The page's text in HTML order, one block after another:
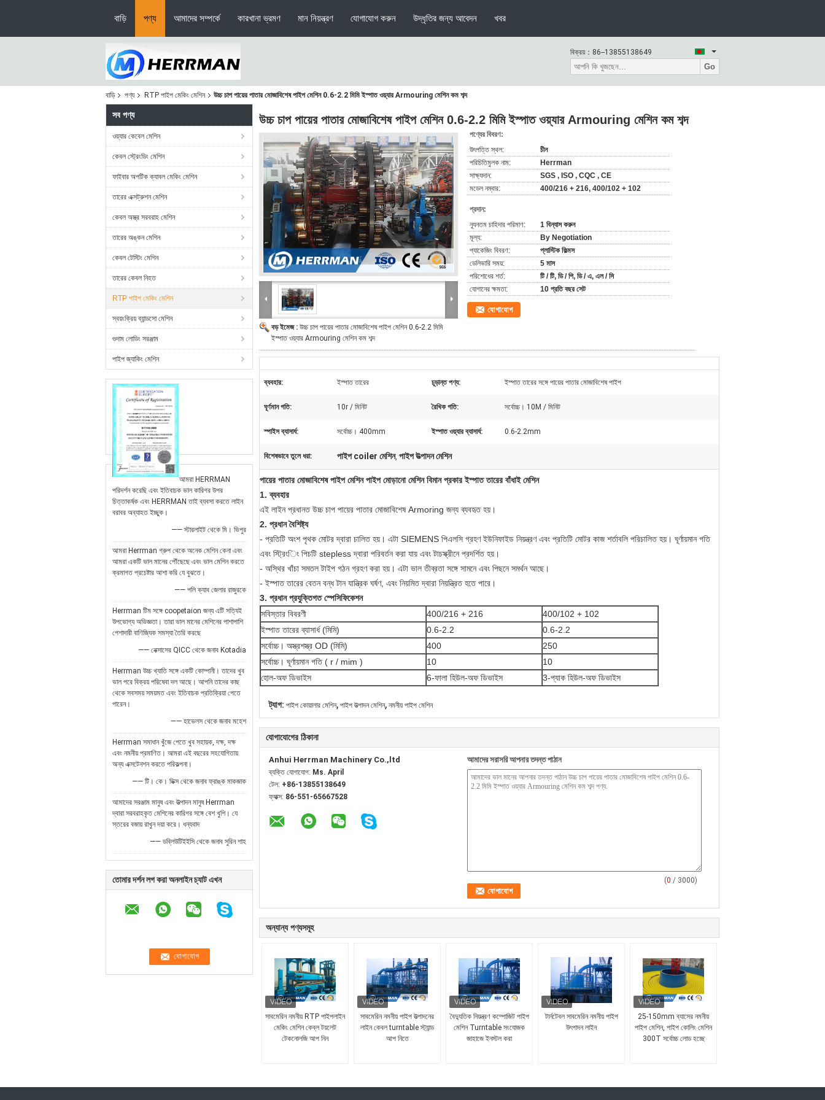
বাড়ি পণ্য আমাদের সম্পর্কে কারখানা ভ্রমণ মান নিয়ন্ত্রণ যোগাযোগ করুন উদ্ধৃতির জন্য আবেদন খবর
বিক্রয়： 86--13855138649
Go
বাড়ি পণ্য RTP পাইপ মেকিং মেশিন উচ্চ চাপ পায়ের পাতার মোজাবিশেষ পাইপ মেশিন 0.6-2.2 মিমি ইস্পাত ওয়্যার Armouring মেশিন কম শব্দ
সব পণ্য
ওয়্যার কেবেল মেশিন
কেবল স্ট্রেংডিং মেশিন
ফাইবার অপটিক ক্যাবল মেকিং মেশিন
তারের এক্সট্রুশন মেশিন
কেবল অস্ত্র সরবরাহ মেশিন
তারের অঙ্কন মেশিন
কেবল টেস্টিং মেশিন
তারের কেবল নিহত
RTP পাইপ মেকিং মেশিন
স্বয়ংক্রিয় ব্যান্ডসো মেশিন
গুদাম লোডিং সরঞ্জাম
পাইপ জ্যাকিং মেশিন
আমরা HERRMAN
পরিদর্শন করেছি এবং ইতিবাচক ভাল কারিগর উপর
চিত্তাকর্ষক এবং HERRMAN তাই ব্যবসা করতে লাইন
বরাবর অব্যাহত ইচ্ছুক।
—— স্টারলাইট থেকে মি। ভিপুর
আমরা Herrman গ্রুপ থেকে অনেক মেশিন কেনা এবং
আমরা একটি ভাল মানের পৌঁছেছে এবং ভাল মেশিন করতে
ক্রমাগত প্রচেষ্টার আশা করি যে বুঝতে।
—— পলি ক্যাব জেলার রাজুরকে
Herrman টিম সঙ্গে coopetaion জন্য এটি সত্যিই
উপভোগ্য অভিজ্ঞতা। তারা ভাল মানের মেশিনের পাশাপাশি
পেশাদারী বাণিজ্যিক সমস্যা তৈরি করছে
—— নেক্সাসের QICC থেকে জনাব Kotadia
Herrman উচ্চ খ্যাতি সঙ্গে একটি কোম্পানী। তাদের খুব
ভাল পরে বিক্রয় পরিষেবা দল আছে। আপনি তাদের কাছ
থেকে সবসময় সময়মত এবং ইতিবাচক প্রতিক্রিয়া পেতে
পারেন।
—— হাভেলস থেকে জনাব মহেশ
Herrman সমাধান খুঁজে পেতে খুব সহায়ক, দক্ষ, দক্ষ
এবং নমনীয় প্রমাণিত। আমরা এই বছরের সহযোগিতায়
অন্য এক্সটেনশন করতে পরিকল্পনা।
—— টি। কে। ডিক্স থেকে জনাব ফ্রাঙ্ক মাকজাক
আমাদের সরঞ্জাম মানুষ এবং উত্পাদন মানুষ Herrman
দ্বারা সরবরাহকৃত মেশিনের কারিগর সঙ্গে বেশ খুশি। যে
স্তরের বজায় রাখুন দয়া করে। ধন্যবাদ
—— ডব্লিউটিইইসি থেকে জনাব সুরিন শাহ
তোমার দর্শন লগ করা অনলাইন চ্যাট এখন
উচ্চ চাপ পায়ের পাতার মোজাবিশেষ পাইপ মেশিন 0.6-2.2 মিমি ইস্পাত ওয়্যার Armouring মেশিন কম শব্দ
বড় ইমেজ : উচ্চ চাপ পায়ের পাতার মোজাবিশেষ পাইপ মেশিন 0.6-2.2 মিমি
ইস্পাত ওয়্যার Armouring মেশিন কম শব্দ
পণ্যের বিবরণ:
উৎপত্তি স্থল:
চীন
পরিচিতিমুলক নাম:
Herrman
সাক্ষ্যদান:
SGS , ISO , CQC , CE
মডেল নম্বার:
400/216 + 216, 400/102 + 102
প্রদান:
ন্যূনতম চাহিদার পরিমাণ:
1 বিন্যাস করুন
মূল্য:
By Negotiation
প্যাকেজিং বিবরণ:
প্লাস্টিক ফিল্মস
ডেলিভারি সময়:
5 মাস
পরিশোধের শর্ত:
টি / টি, ডি / পি, ডি / এ, এল / সি
যোগানের ক্ষমতা:
10 প্রতি বছর সেট
যোগাযোগ
ব্যবহার: ইস্পাত তারের চূড়ান্ত পণ্য: ইস্পাত তারের সঙ্গে পায়ের পাতার মোজাবিশেষ পাইপ
ঘূর্ণমান গতি: 10r / মিনিট রৈখিক গতি: সর্বোচ্চ। 10M / মিনিট
স্পাইস ব্যাসার্ধ: সর্বোচ্চ। 400mm ইস্পাত ওয়্যার ব্যাসার্ধ: 0.6-2.2mm
বিশেষভাবে তুলে ধরা: পাইপ coiler মেশিন, পাইপ উত্পাদন মেশিন
পায়ের পাতার মোজাবিশেষ পাইপ মেশিন পাইপ মোড়ানো মেশিন বিমান প্রকার ইস্পাত তারের বাঁধাই মেশিন
1. ব্যবহার
এই লাইন প্রধানত উচ্চ চাপ পায়ের পাতার মোজাবিশেষ Armoring জন্য ব্যবহৃত হয়।
2. প্রধান বৈশিষ্ট্য
- প্রতিটি অংশ পৃথক মোটর দ্বারা চালিত হয়। এটা SIEMENS পিএলসি গ্রহণ ইউনিফাইড নিয়ন্ত্রণ এবং প্রতিটি মোটর কাজ শর্তাবলি পরিচালিত হয়। ঘূর্ণায়মান গতি
এবং স্ট্রিংিং পিচটি stepless দ্বারা পরিবর্তন করা যায় এবং টাচস্ক্রীনে প্রদর্শিত হয়।
- অস্থির খাঁচা সমতল টাইপ গঠন গ্রহণ করা হয়। এটা ভাল তীব্রতা সঙ্গে সামনে এবং পিছনে সমর্থন আছে।
- ইস্পাত তারের বেতন বন্ধ টান যান্ত্রিক ঘর্ষণ, এবং নিয়মিত দ্বারা নিয়ন্ত্রিত হতে পারে।
3. প্রধান প্রযুক্তিগত স্পেসিফিকেশন
সবিস্তার বিবরণী
400/216 + 216
400/102 + 102
ইস্পাত তারের ব্যাসার্ধ (মিমি)
0.6-2.2
0.6-2.2
সর্বোচ্চ। অস্ত্রশস্ত্র OD (মিমি) 400
250
সর্বোচ্চ। ঘূর্ণায়মান গতি ( r / mim ) 10
10
হোল-অফ ডিভাইস
6-ফালা হিউল-অফ ডিভাইস 3-প্যাক হিউল-অফ ডিভাইস
ট্যাগ: পাইপ কোয়ালার মেশিন, পাইপ উত্পাদন মেশিন, নমনীয় পাইপ মেশিন
যোগাযোগের ঠিকানা
Anhui Herrman Machinery Co.,ltd
ব্যক্তি যোগাযোগ: Ms. April
টেল: +86-13855138649
ফ্যাক্স: 86-551-65667528
আমাদের সরাসরি আপনার তদন্ত পাঠান
(0 / 3000)
অন্যান্য পণ্যসমূহ
সাবমেরিন নমনীয় RTP পাইপলাইন
মেকিং মেশিন কেব্ল টয়লেট
টেকনোলজি আপ নিন
সাবমেরিন নমনীয় পাইপ উত্পাদনের
লাইন কেবল turntable স্ট্যান্ড
আপ নিতে
বৈদ্যুতিক নিয়ন্ত্রণ কম্পোজিট পাইপ
মেশিন Turntable সংযোজক
জাহাজে ইনস্টল করা
টার্নটেবল সাবমেরিন নমনীয় পাইপ
উৎপাদন লাইন
25-150mm ব্যাসের নমনীয়
পাইপ মেশিন, পাইপ কোলিং মেশিন
300T সর্বোচ্চ লোড হচ্ছে